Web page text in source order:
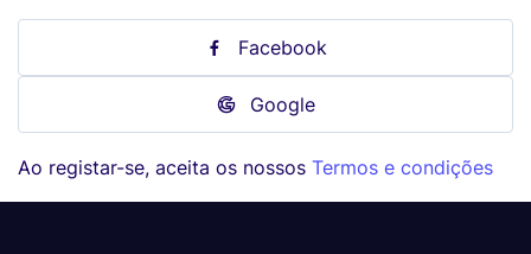
Facebook
Google
Ao registar-se, aceita os nossos Termos e condições